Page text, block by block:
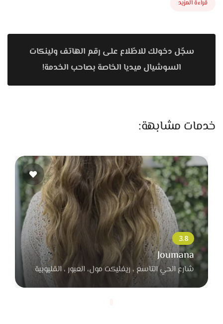
اللي تبرز جمال اللقطة من غير ما تبان متصنعة. ولو الكابل حابب
يعمل بري ويدنج سيشن قبل الفرح، فهو بيشتغل عليه بطريقة
تخليهم يتعودوا على وجود الكاميرا ويكسروا رهبة يوم الفرح.
ضحكة بين الأصحاب، حضن من العيلة، نظرة بين العريس والعروسة،
أو لحظة فرحة قبل دخول القاعة. اللحظات دي بتكون جزء مهم من
الأحداث، وده بيخلي الصور تطلع عفوية وطبيعية.
وبيخصص وقت مناسب لسيشن العريس والعروسة علشان يظهر
اللوك كامل بكل تفاصيله. السيشن بيكون بسيط ومن غير ضغط،
وبيخلي الحركة طبيعية علشان الصور تطلع فيها إحساس وراحة.
الصور دي بتكون من أهم اللقطات اللي بيحتفظ بيها العريس
والعروسة بعد الفرح.
كمان بيهتم بصور العيلة والأصحاب لأنها من الذكريات اللي بتفضل
ليها قيمة كبيرة مع الوقت. بيعرف ينظم اللقطات بطريقة بسيطة
تخلي الصورة جميلة وطبيعية في نفس الوقت. بالإضافة لكده
قراءة المزيد
سجّل دخولك للاطّلاع على رقم الهاتف ولينكات
السوشيال ميديا الخاصة بصاحب الخدمة!
خدمات مشابهة:
Joumana
شارع الحي التاسع ، ريفليكت مول، العبور ، القليوبية